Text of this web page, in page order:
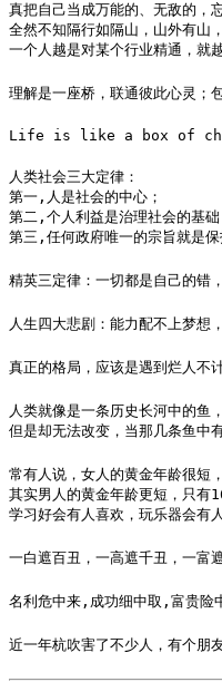
真把自己当成万能的、无敌的，
全然不知隔行如隔山，山外有山
一个人越是对某个行业精通，就
理解是一座桥，联通彼此心灵；
Life is like a box of
人类社会三大定律：
第一,人是社会的中心；
第二,个人利益是治理社会的基础
第三,任何政府唯一的宗旨就是保
精英三定律：一切都是自己的错
人生四大悲剧：能力配不上梦想
真正的格局，应该是遇到烂人不
人类就像是一条历史长河中的鱼
但是却无法改变，当那几条鱼中
常有人说，女人的黄金年龄很短
其实男人的黄金年龄更短，只有
学习好会有人喜欢，玩乐器会有
一白遮百丑，一高遮千丑，一富遮
名利危中来,成功细中取,富贵险
近一年杭吹害了不少人，有个朋